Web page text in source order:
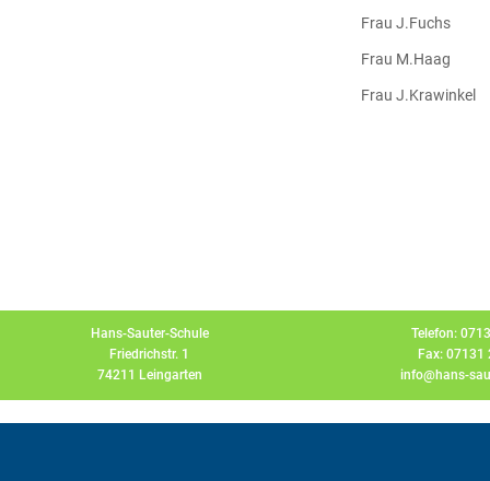
Frau J.Fuchs
Frau M.Haag
Frau J.Krawinkel
Hans-Sauter-Schule
Friedrichstr. 1
74211 Leingarten
Telefon:
Fax: 07131
info@hans-